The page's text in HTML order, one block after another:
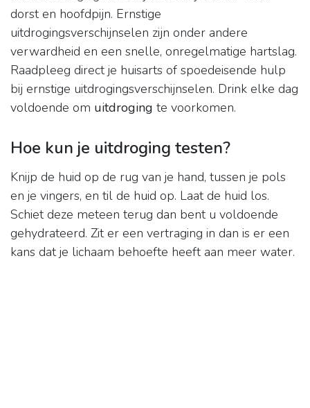
dorst en hoofdpijn. Ernstige
uitdrogingsverschijnselen zijn onder andere
verwardheid en een snelle, onregelmatige hartslag.
Raadpleeg direct je huisarts of spoedeisende hulp
bij ernstige uitdrogingsverschijnselen. Drink elke dag
voldoende om uitdroging te voorkomen.
Hoe kun je uitdroging testen?
Knijp de huid op de rug van je hand, tussen je pols
en je vingers, en til de huid op. Laat de huid los.
Schiet deze meteen terug dan bent u voldoende
gehydrateerd. Zit er een vertraging in dan is er een
kans dat je lichaam behoefte heeft aan meer water.